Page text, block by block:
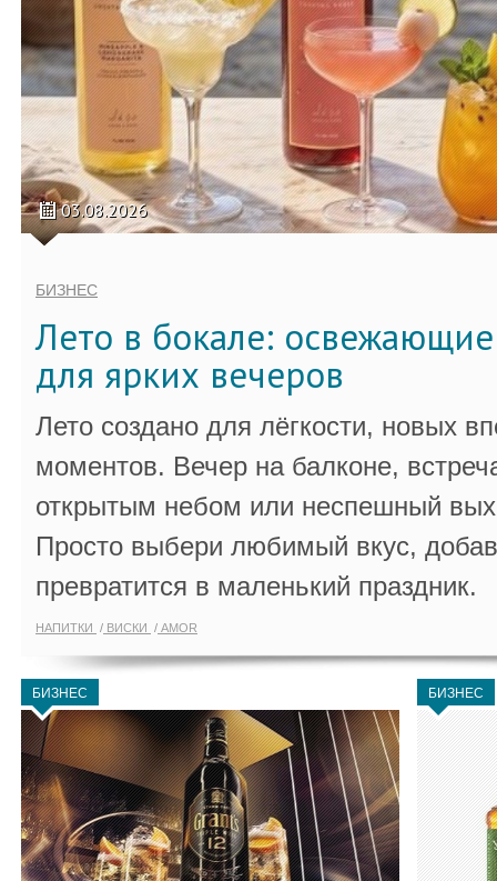
03.08.2026
БИЗНЕС
Лето в бокале:
для ярких вечеров
Лето создано для лёгкости, новых
моментов. Вечер на балконе,
открытым небом или неспешный
Просто выбери любимый вкус,
превратится в маленький праздник.
НАПИТКИ ВИСКИ AMOR
БИЗНЕС БИЗНЕС